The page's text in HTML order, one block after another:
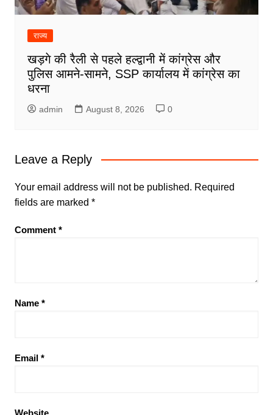
राज्य
खड़गे की रैली से पहले हल्द्वानी में कांग्रेस और
पुलिस आमने-सामने, SSP कार्यालय में कांग्रेस का
धरना
admin August 8, 2026 0
Leave a Reply
Your email address will not be published. Required
fields are marked *
Comment *
Name *
Email *
Website